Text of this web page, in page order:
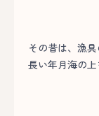
その昔は、漁
長い年月海の